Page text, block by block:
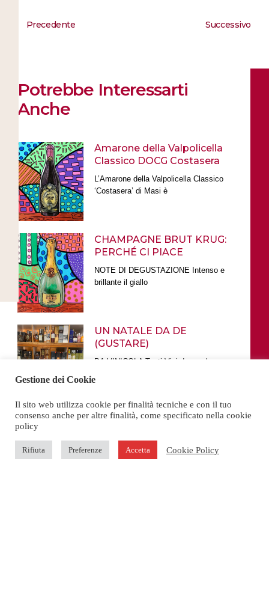
Precedente Successivo
Potrebbe Interessarti
Anche
Amarone della Valpolicella
Classico DOCG Costasera
L’Amarone della Valpolicella Classico
‘Costasera’ di Masi è
CHAMPAGNE BRUT KRUG:
PERCHÉ CI PIACE
NOTE DI DEGUSTAZIONE Intenso e
brillante il giallo
UN NATALE DA DE
(GUSTARE)
DA VINICOLA Tanti Vini da regalare
Gestione dei Cookie
Il sito web utilizza cookie per finalità tecniche e con il tuo
consenso anche per altre finalità, come specificato nella cookie
policy
Rifiuta Preferenze Accetta Cookie Policy